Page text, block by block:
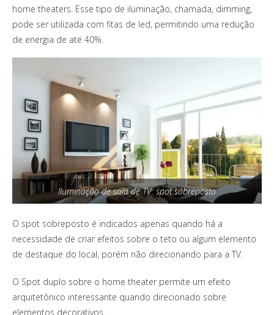
home theaters. Esse tipo de iluminação, chamada, dimming,
pode ser utilizada com fitas de led, permitindo uma redução
de energia de até 40%.
Iluminação de sala de TV: spot sobreposto
O spot sobreposto é indicados apenas quando há a
necessidade de criar efeitos sobre o teto ou algum elemento
de destaque do local, porém não direcionando para a TV.
O Spot duplo sobre o home theater permite um efeito
arquitetônico interessante quando direcionado sobre
elementos decorativos.